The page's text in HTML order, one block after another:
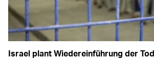
Israel plant Wiedereinführung der